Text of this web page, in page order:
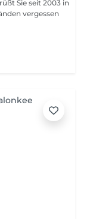
Sie seit 2003 in
vergessen